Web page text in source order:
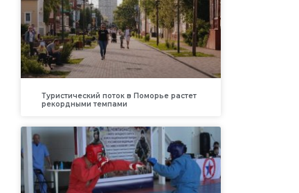
Туристический поток в Поморье растет
рекордными темпами